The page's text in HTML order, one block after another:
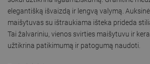
elegantišką išvaizdą ir lengvą valymą.
maišytuvas su ištraukiama išteka prideda
Tai žalvariniu, vienos svirties maišytuvu ir
užtikrina patikimumą ir patogumą naudoti.